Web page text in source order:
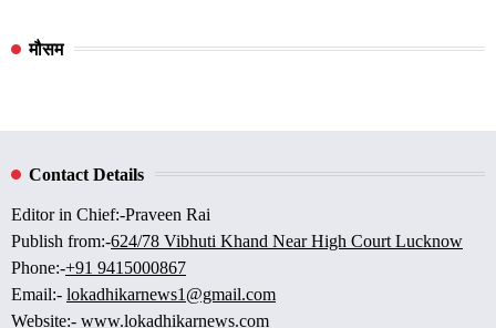
मौसम
Contact Details
Editor in Chief:-Praveen Rai
Publish from:-624/78 Vibhuti Khand Near High Court Lucknow
Phone:-+91 9415000867
Email:- lokadhikarnews1@gmail.com
Website:- www.lokadhikarnews.com